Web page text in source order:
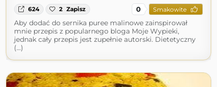
624 2 Zapisz 0 Smakowite
Aby dodać do sernika puree malinowe zainspirował
mnie przepis z popularnego bloga Moje Wypieki,
jednak cały przepis jest zupełnie autorski. Dietetyczny
(...)